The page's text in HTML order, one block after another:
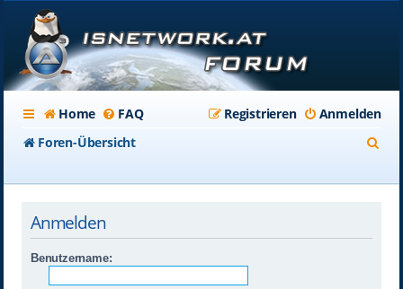
Home FAQ Anmelden
Registrieren
Foren-Übersicht
Anmelden
Benutzername: